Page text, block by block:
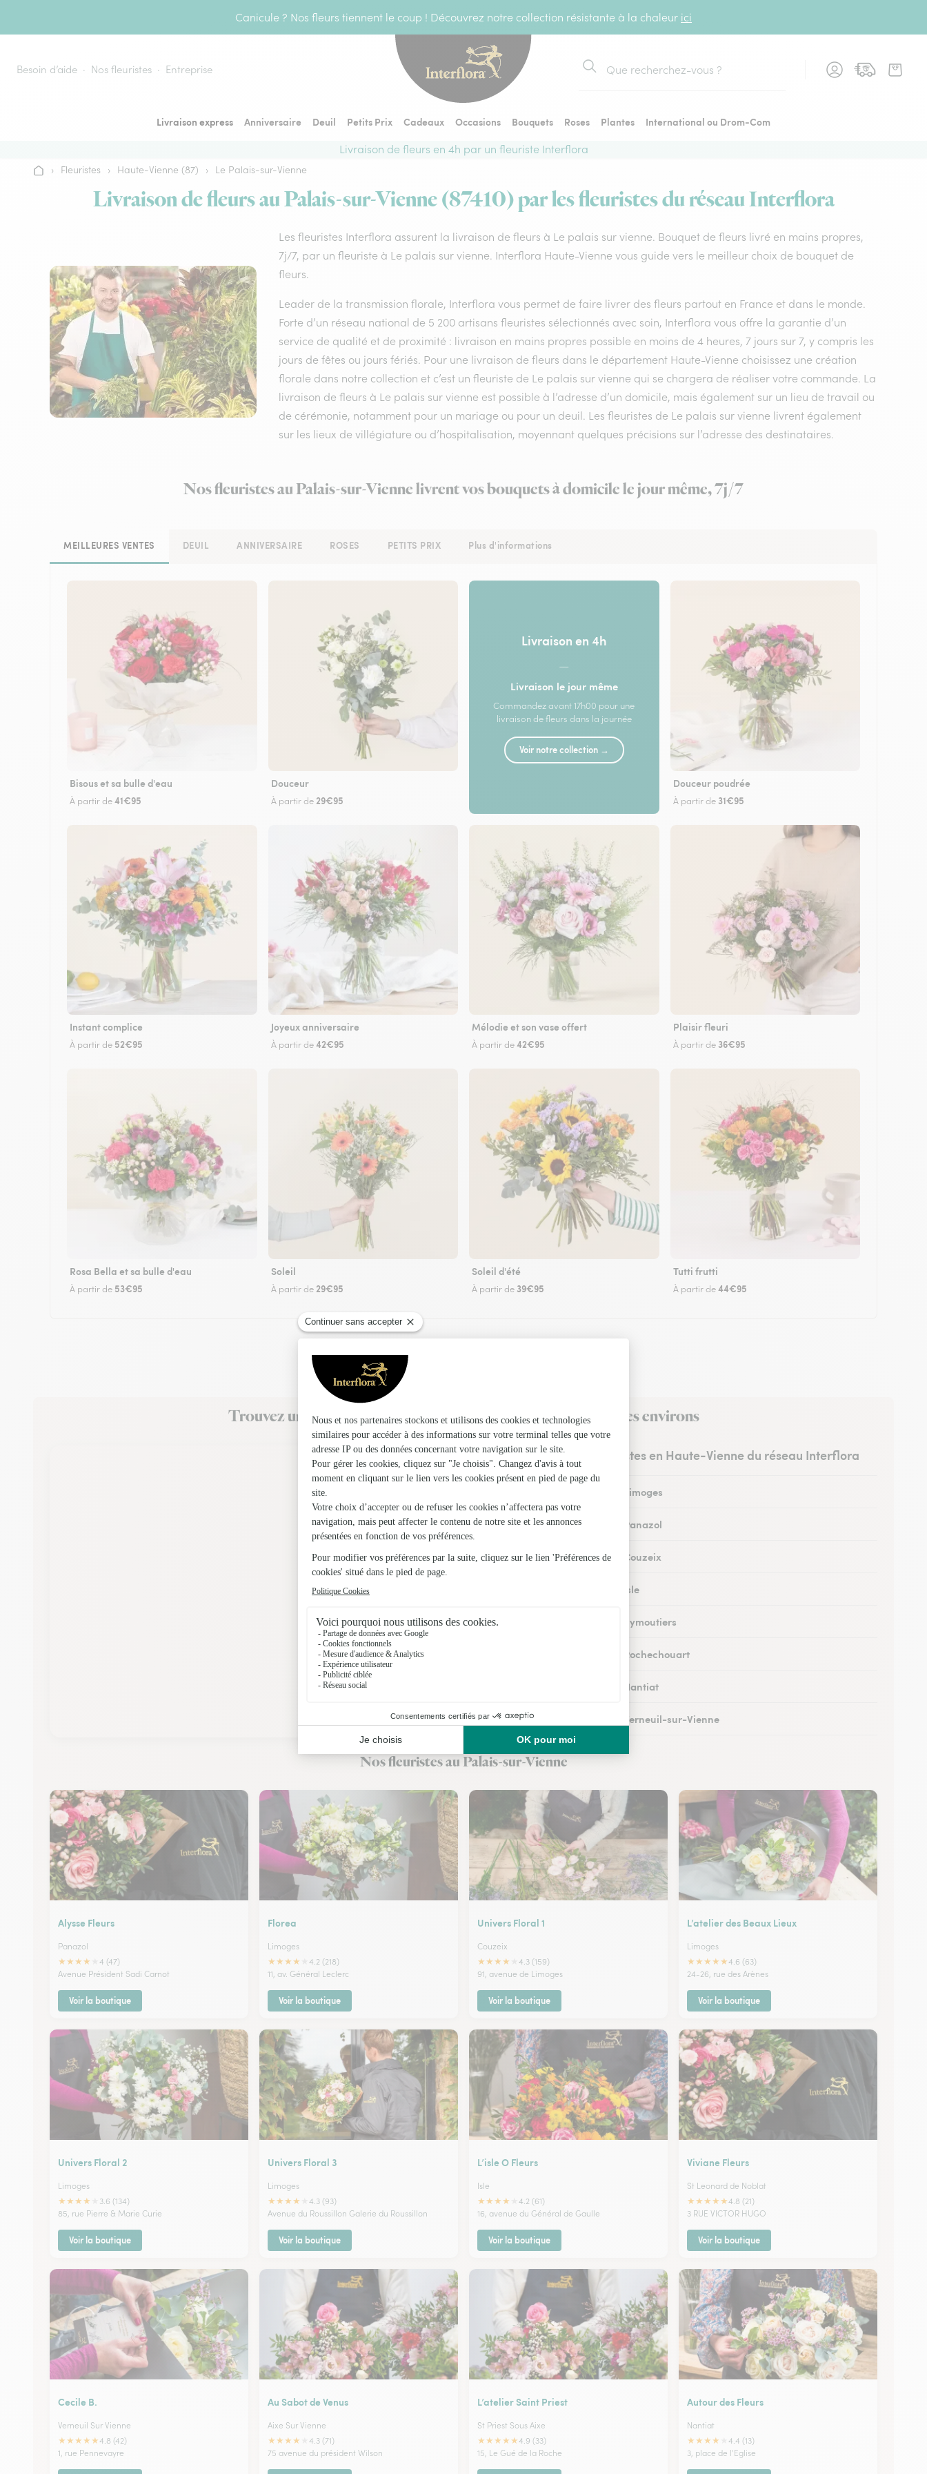
Canicule ? Nos fleurs tiennent le coup ! Découvrez notre collection résistante à la chaleur ici
Besoin d’aide Nos fleuristes Entreprise
Rechercher
Livraison express Anniversaire Deuil Petits Prix Cadeaux Occasions Bouquets Roses Plantes
International ou Drom-Com
Livraison de fleurs en 4h par un fleuriste Interflora
Accueil
› Fleuristes › Haute-Vienne (87) › Le Palais-sur-Vienne
Livraison de fleurs au Palais-sur-Vienne (87410) par les fleuristes du réseau Interflora
Les fleuristes Interflora assurent la livraison de fleurs à Le palais sur vienne. Bouquet de fleurs livré en mains propres,
7j/7, par un fleuriste à Le palais sur vienne. Interflora Haute-Vienne vous guide vers le meilleur choix de bouquet de
fleurs.
Leader de la transmission florale, Interflora vous permet de faire livrer des fleurs partout en France et dans le monde.
Forte d’un réseau national de 5 200 artisans fleuristes sélectionnés avec soin, Interflora vous offre la garantie d’un
service de qualité et de proximité : livraison en mains propres possible en moins de 4 heures, 7 jours sur 7, y compris les
jours de fêtes ou jours fériés. Pour une livraison de fleurs dans le département Haute-Vienne choisissez une création
florale dans notre collection et c’est un fleuriste de Le palais sur vienne qui se chargera de réaliser votre commande. La
livraison de fleurs à Le palais sur vienne est possible à l’adresse d’un domicile, mais également sur un lieu de travail ou
de cérémonie, notamment pour un mariage ou pour un deuil. Les fleuristes de Le palais sur vienne livrent également
sur les lieux de villégiature ou d’hospitalisation, moyennant quelques précisions sur l’adresse des destinataires.
Nos fleuristes au Palais-sur-Vienne livrent vos bouquets à domicile le jour même, 7j/7
MEILLEURES VENTES DEUIL ANNIVERSAIRE ROSES PETITS PRIX Plus d'informations
Bisous et sa bulle d'eau
À partir de41€95
Douceur
À partir de 29€95
Livraison en 4h
—
Livraison le jour même
Commandez avant 17h00 pour une
livraison de fleurs dans la journée
Voir notre collection →
Douceur poudrée
À partir de 31€95
Instant complice
À partir de 52€95
Joyeux anniversaire
À partir de42€95
Mélodie et son vase offert
À partir de42€95
Plaisir fleuri
À partir de 36€95
Rosa Bella et sa bulle d'eau
À partir de 53€95
Soleil
À partir de 29€95
Soleil d'été
À partir de 39€95
Tutti frutti
À partir de44€95
Trouvez un fleuriste Interflora au Palais-sur-Vienne et dans ses environs
Les fleuristes en Haute-Vienne du réseau Interflora
Fleuristes à Limoges
Fleuristes à Panazol
Fleuristes à Couzeix
Fleuristes à Isle
Fleuristes à Eymoutiers
Fleuristes à Rochechouart
Fleuristes à Nantiat
Fleuristes à Verneuil-sur-Vienne
Fleuristes à Saint-Yrieix-la-Perche
Nos fleuristes au Palais-sur-Vienne
Alysse Fleurs
Panazol
★★★★
4 (47)
Avenue Président Sadi Carnot
Voir la boutique
Florea
Limoges
★★★★
4.2 (218)
11, av. Général Leclerc
Voir la boutique
Univers Floral 1
Couzeix
★★★★
4.3 (159)
91, avenue de Limoges
Voir la boutique
L’atelier des Beaux Lieux
Limoges
★★★★★4.6 (63)
24-26, rue des Arènes
Voir la boutique
Univers Floral 2
Limoges
★★★★
3.6 (134)
85, rue Pierre & Marie Curie
Voir la boutique
Univers Floral 3
Limoges
★★★★
4.3 (93)
Avenue du Roussillon Galerie du Roussillon
Voir la boutique
L’isle O Fleurs
Isle
★★★★
4.2 (61)
16, avenue du Général de Gaulle
Voir la boutique
Viviane Fleurs
St Leonard de Noblat
★★★★★4.8 (21)
3 RUE VICTOR HUGO
Voir la boutique
Cecile B.
Verneuil Sur Vienne
★★★★★4.8 (42)
1, rue Pennevayre
Au Sabot de Venus
Aixe Sur Vienne
★★★★
4.3 (71)
75 avenue du président Wilson
L’atelier Saint Priest
St Priest Sous Aixe
★★★★★4.9 (33)
15, Le Gué de la Roche
Autour des Fleurs
Nantiat
★★★★
4.4 (13)
3, place de l'Eglise